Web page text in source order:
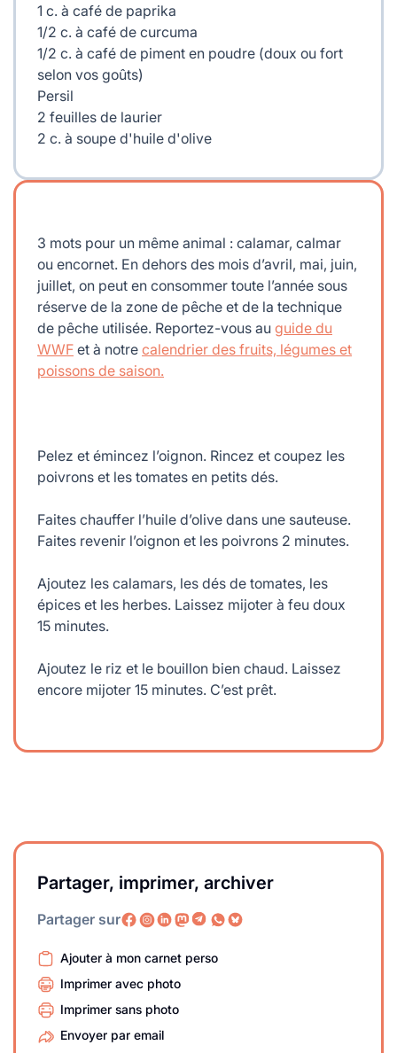
1 c. à café de paprika
1/2 c. à café de curcuma
1/2 c. à café de piment en poudre (doux ou fort
selon vos goûts)
Persil
2 feuilles de laurier
2 c. à soupe d'huile d'olive
3 mots pour un même animal : calamar, calmar
ou encornet. En dehors des mois d’avril, mai, juin,
juillet, on peut en consommer toute l’année sous
réserve de la zone de pêche et de la technique
de pêche utilisée. Reportez-vous au guide du
WWF et à notre calendrier des fruits, légumes et
poissons de saison.
Pelez et émincez l’oignon. Rincez et coupez les
poivrons et les tomates en petits dés.
Faites chauffer l’huile d’olive dans une sauteuse.
Faites revenir l’oignon et les poivrons 2 minutes.
Ajoutez les calamars, les dés de tomates, les
épices et les herbes. Laissez mijoter à feu doux
15 minutes.
Ajoutez le riz et le bouillon bien chaud. Laissez
encore mijoter 15 minutes. C’est prêt.
Partager, imprimer, archiver
Partager sur
Ajouter à mon carnet perso
Imprimer avec photo
Imprimer sans photo
Envoyer par email